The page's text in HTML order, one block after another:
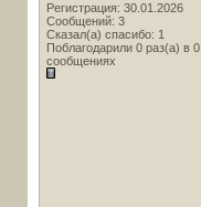
Регистрация: 30.01.2026
Сообщений: 3
Сказал(а) спасибо: 1
Поблагодарили 0 раз(а) в 0
сообщениях